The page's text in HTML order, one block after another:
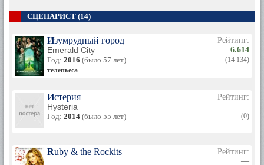
СЦЕНАРИСТ (14)
Изумрудный город
Emerald City
Год: 2016 (было 57 лет)
телепьеса
Рейтинг:
6.614
(14 134)
Истерия
Hysteria
Год: 2014 (было 55 лет)
Рейтинг:
—
(0)
Ruby & the Rockits
Рейтинг:
—